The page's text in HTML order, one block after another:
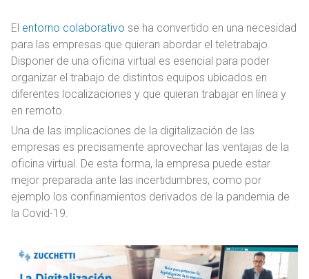
El entorno colaborativo se ha convertido en una necesidad
para las empresas que quieran abordar el teletrabajo.
Disponer de una oficina virtual es esencial para poder
organizar el trabajo de distintos equipos ubicados en
diferentes localizaciones y que quieran trabajar en línea y
en remoto.
Una de las implicaciones de la digitalización de las
empresas es precisamente aprovechar las ventajas de la
oficina virtual. De esta forma, la empresa puede estar
mejor preparada ante las incertidumbres, como por
ejemplo los confinamientos derivados de la pandemia de
la Covid-19.